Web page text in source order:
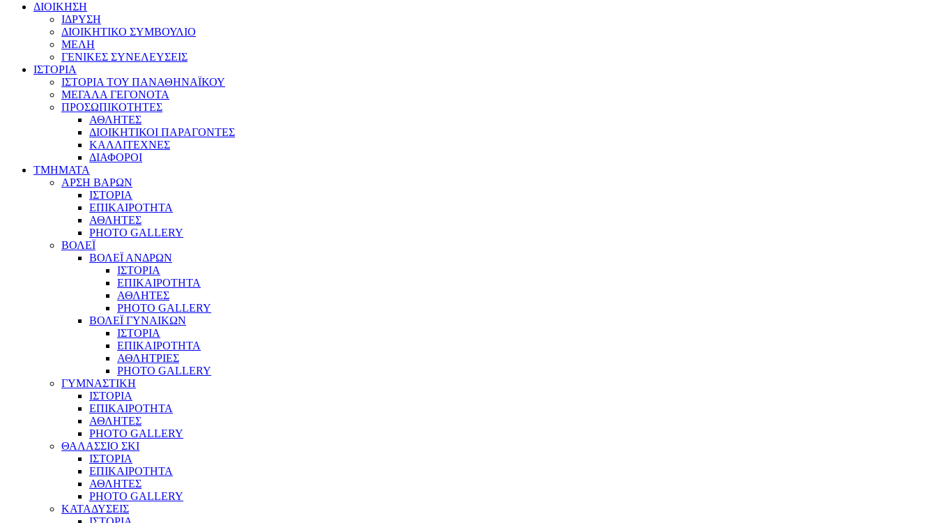
ΔΙΟΙΚΗΣΗ
ΙΔΡΥΣΗ
ΔΙΟΙΚΗΤΙΚΟ ΣΥΜΒΟΥΛΙΟ
ΜΕΛΗ
ΓΕΝΙΚΕΣ ΣΥΝΕΛΕΥΣΕΙΣ
ΙΣΤΟΡΙΑ
ΙΣΤΟΡΙΑ ΤΟΥ ΠΑΝΑΘΗΝΑΪΚΟΥ
ΜΕΓΑΛΑ ΓΕΓΟΝΟΤΑ
ΠΡΟΣΩΠΙΚΟΤΗΤΕΣ
ΑΘΛΗΤΕΣ
ΔΙΟΙΚΗΤΙΚΟΙ ΠΑΡΑΓΟΝΤΕΣ
ΚΑΛΛΙΤΕΧΝΕΣ
ΔΙΑΦΟΡΟΙ
ΤΜΗΜΑΤΑ
ΑΡΣΗ ΒΑΡΩΝ
ΙΣΤΟΡΙΑ
ΕΠΙΚΑΙΡΟΤΗΤΑ
ΑΘΛΗΤΕΣ
PHOTO GALLERY
ΒΟΛΕΪ
ΒΟΛΕΪ ΑΝΔΡΩΝ
ΙΣΤΟΡΙΑ
ΕΠΙΚΑΙΡΟΤΗΤΑ
ΑΘΛΗΤΕΣ
PHOTO GALLERY
ΒΟΛΕΪ ΓΥΝΑΙΚΩΝ
ΙΣΤΟΡΙΑ
ΕΠΙΚΑΙΡΟΤΗΤΑ
ΑΘΛΗΤΡΙΕΣ
PHOTO GALLERY
ΓΥΜΝΑΣΤΙΚΗ
ΙΣΤΟΡΙΑ
ΕΠΙΚΑΙΡΟΤΗΤΑ
ΑΘΛΗΤΕΣ
PHOTO GALLERY
ΘΑΛΑΣΣΙΟ ΣΚΙ
ΙΣΤΟΡΙΑ
ΕΠΙΚΑΙΡΟΤΗΤΑ
ΑΘΛΗΤΕΣ
PHOTO GALLERY
ΚΑΤΑΔΥΣΕΙΣ